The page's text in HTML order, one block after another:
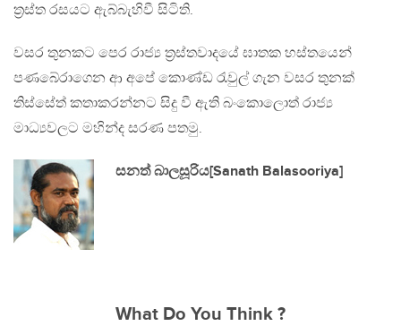
ත්‍රස්ත රසයට ඇබ්බැහිවී සිටිති.
වසර තුනකට පෙර රාජ්‍ය ත්‍රස්තවාදයේ ඝාතක හස්තයෙන්
පණබේරාගෙන ආ අපේ කොණ්ඩ රැවුල් ගැන වසර තුනක්
තිස්සේත් කතාකරන්නට සිදු වී ඇති බංකොලොත් රාජ්‍ය
මාධ්‍යවලට මහින්ද සරණ පතමු.
සනත් බාලසූරිය[Sanath Balasooriya]
What Do You Think ?